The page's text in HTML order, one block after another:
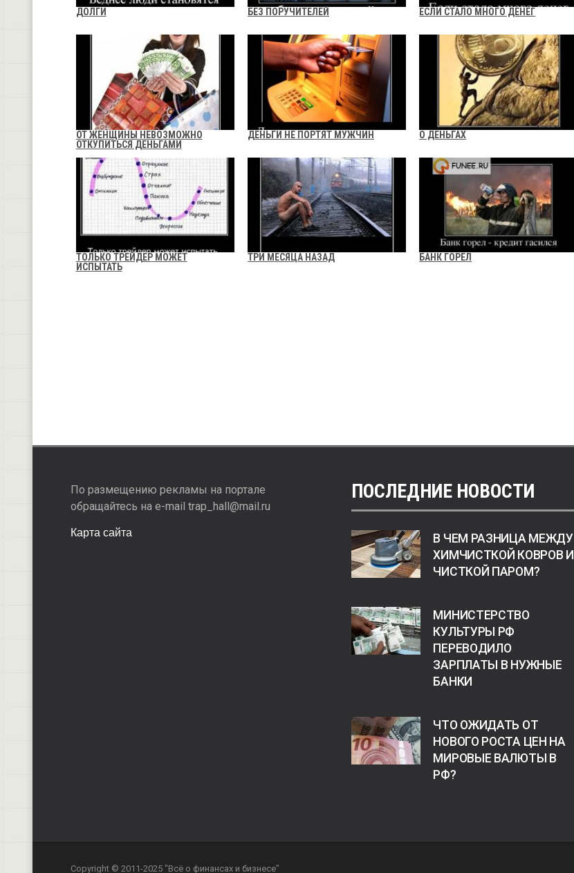
ДОЛГИ БЕЗ ПОРУЧИТЕЛЕЙ ЕСЛИ СТАЛО МНОГО ДЕНЕГ
ОТ ЖЕНЩИНЫ НЕВОЗМОЖНО
ОТКУПИТЬСЯ ДЕНЬГАМИ
ДЕНЬГИ НЕ ПОРТЯТ МУЖЧИН О ДЕНЬГАХ
ТОЛЬКО ТРЕЙДЕР МОЖЕТ
ИСПЫТАТЬ
ТРИ МЕСЯЦА НАЗАД БАНК ГОРЕЛ
По размещению рекламы на портале
обращайтесь на e-mail trap_hall@mail.ru
Карта сайта
ПОСЛЕДНИЕ НОВОСТИ
В ЧЕМ РАЗНИЦА МЕЖДУ
ХИМЧИСТКОЙ КОВРОВ И
ЧИСТКОЙ ПАРОМ?
МИНИСТЕРСТВО
КУЛЬТУРЫ РФ
ПЕРЕВОДИЛО
ЗАРПЛАТЫ В НУЖНЫЕ
БАНКИ
ЧТО ОЖИДАТЬ ОТ
НОВОГО РОСТА ЦЕН НА
МИРОВЫЕ ВАЛЮТЫ В
РФ?
Copyright © 2011-2025 "Всё о финансах и бизнесе"